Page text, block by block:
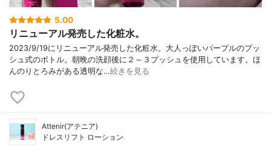
5.00
リニューアル発売した化粧水。
2023/9/19にリニューアル発売した化粧水。大人っぽいパープルのプッ
シュ式のボトル。朝晩の洗顔後に２～３プッシュを使用しています。ほ
んのりとろみがある透明な…続きを見る
Attenir(アテニア)
ドレスリフト ローション